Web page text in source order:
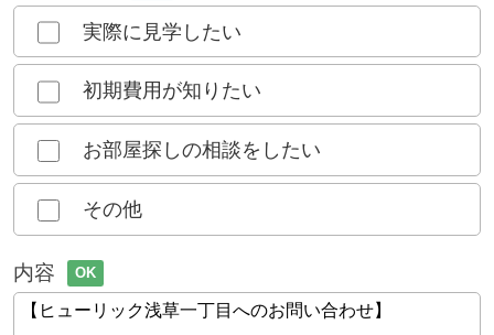
実際に見学したい
初期費用が知りたい
お部屋探しの相談をしたい
その他
内容 OK